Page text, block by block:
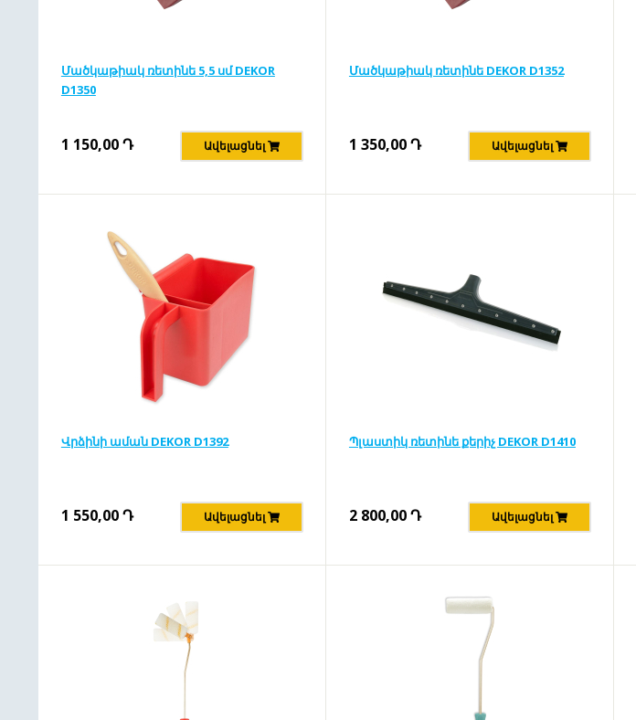
Մածկաթիակ ռետինե 5,5 սմ DEKOR
D1350
1 150,00Դ Ավելացնել
Մածկաթիակ ռետինե DEKOR D1352
1 350,00Դ Ավելացնել
Վրձինի աման DEKOR D1392
1 550,00Դ Ավելացնել
Պլաստիկ ռետինե քերիչ DEKOR D1410
2 800,00Դ Ավելացնել